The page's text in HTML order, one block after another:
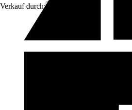
Verkauf durch: